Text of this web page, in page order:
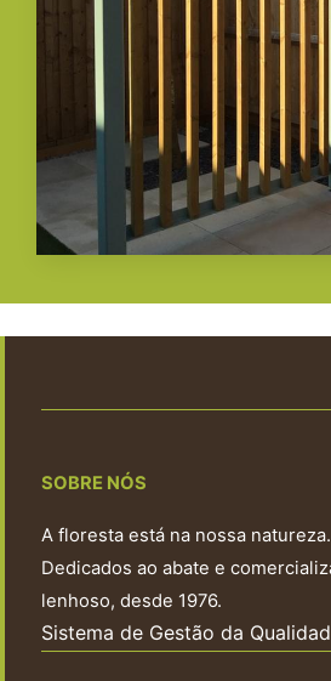
SOBRE NÓS
A floresta está na nossa natureza.
Dedicados ao abate e
lenhoso, desde 1976.
Sistema de Gestão da